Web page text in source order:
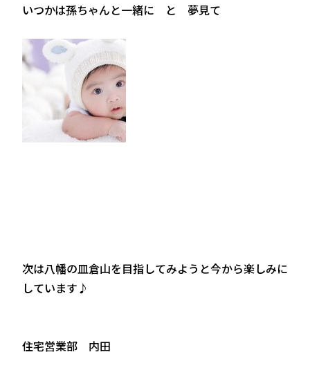
いつかは孫ちゃんと一緒に と 夢見て
次は八幡の皿倉山を目指してみようと今から楽しみに
しています♪
住宅営業部 内田